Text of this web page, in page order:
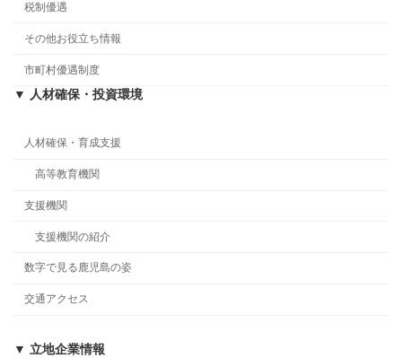
税制優遇
その他お役立ち情報
市町村優遇制度
▼ 人材確保・投資環境
人材確保・育成支援
高等教育機関
支援機関
支援機関の紹介
数字で見る鹿児島の姿
交通アクセス
▼ 立地企業情報